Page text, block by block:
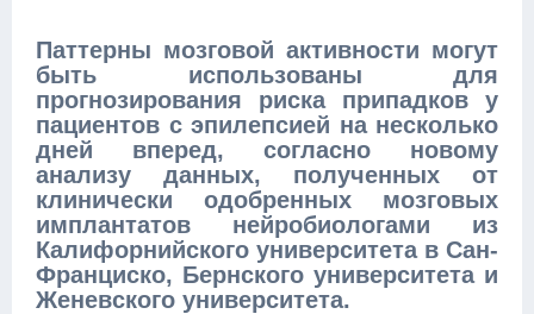
Паттерны мозговой активности могут
быть использованы для
прогнозирования риска припадков у
пациентов с эпилепсией на несколько
дней вперед, согласно новому
анализу данных, полученных от
клинически одобренных мозговых
имплантатов нейробиологами из
Калифорнийского университета в Сан-
Франциско, Бернского университета и
Женевского университета.